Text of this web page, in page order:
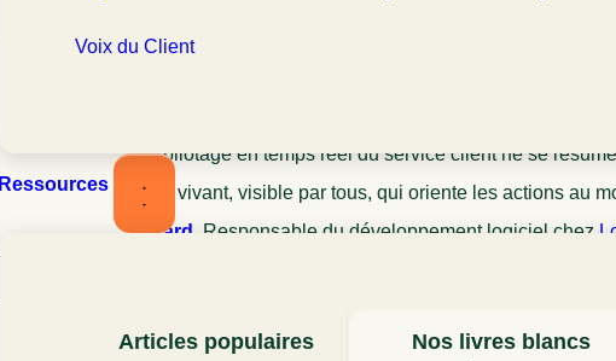
Voix du Client
Ressources
Articles populaires Nos livres blancs
Le pilotage en temps réel du service client ne se
outil vivant, visible par tous, qui oriente les actions au
Girard , Responsable du développement logiciel chez